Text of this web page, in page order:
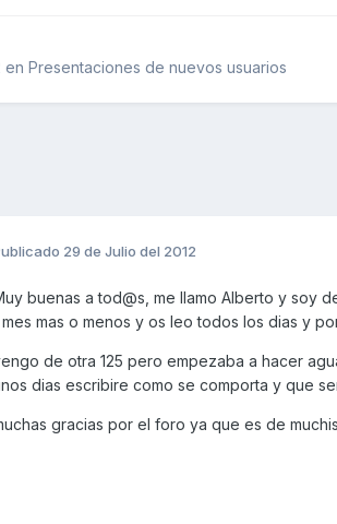
en Presentaciones de nuevos usuarios
29 de Julio del 2012
buenas a tod@s, me llamo Alberto y soy
mes mas o menos y os leo todos los dias y
de otra 125 pero empezaba a hacer
dias escribire como se comporta y que
gracias por el foro ya que es de